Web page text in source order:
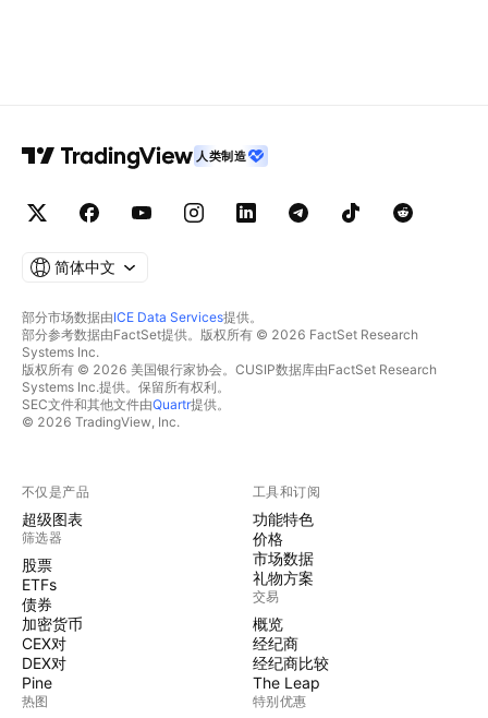
人类制造
简体中文
部分市场数据由ICE Data Services提供。
部分参考数据由FactSet提供。版权所有 © 2026 FactSet Research
Systems Inc.
版权所有 © 2026 美国银行家协会。CUSIP数据库由FactSet Research
Systems Inc.提供。保留所有权利。
SEC文件和其他文件由Quartr提供。
© 2026 TradingView, Inc.
不仅是产品
超级图表
筛选器
股票
ETFs
债券
加密货币
CEX对
DEX对
Pine
热图
工具和订阅
功能特色
价格
市场数据
礼物方案
交易
概览
经纪商
经纪商比较
The Leap
特别优惠